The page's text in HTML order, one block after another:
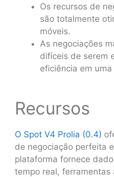
Os recursos de
são totalmente
móveis.
As negociações
difíceis de serem
eficiência em
Recursos
O Spot V4 Prolia (0.4)
de negociação perfeita
plataforma fornece
tempo real,